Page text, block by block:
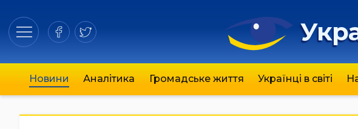
Новини Аналітика Громадське життя Українці в світі